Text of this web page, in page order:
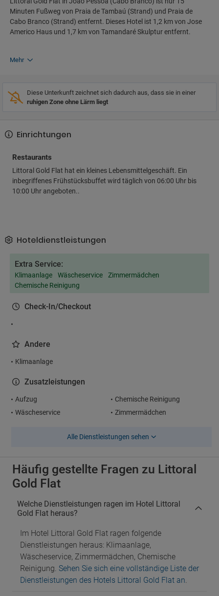
Minuten Fußweg von Praia de Tambaú (Strand) und Praia de
Cabo Branco (Strand) entfernt. Dieses Hotel ist 1,2 km von Jose
Americo Haus und 1,7 km von Tamandaré Skulptur entfernt.
Mehr
Diese Unterkunft zeichnet sich dadurch aus, dass sie in einer
ruhigen Zone ohne Lärm liegt
Einrichtungen
Restaurants
Littoral Gold Flat hat ein kleines Lebensmittelgeschäft. Ein
inbegriffenes Frühstücksbuffet wird täglich von 06:00 Uhr bis
10:00 Uhr angeboten..
Hoteldienstleistungen
Extra Service:
Klimaanlage Wäscheservice
Zimmermädchen
Chemische Reinigung
Check-In/Checkout
Andere
Klimaanlage
Zusatzleistungen
Aufzug
Chemische Reinigung
Wäscheservice
Zimmermädchen
Alle Dienstleistungen sehen
Häufig gestellte Fragen zu Littoral
Gold Flat
Welche Dienstleistungen ragen im Hotel Littoral
Gold Flat heraus?
Im Hotel Littoral Gold Flat ragen folgende
Dienstleistungen heraus: Klimaanlage,
Wäscheservice, Zimmermädchen, Chemische
Reinigung. Sehen Sie sich eine vollständige Liste der
Dienstleistungen des Hotels Littoral Gold Flat an.